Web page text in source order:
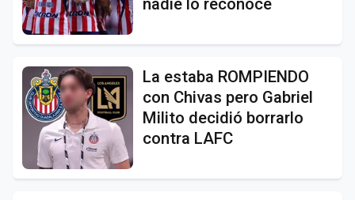
La estaba ROMPIENDO
con Chivas pero Gabriel
Milito decidió borrarlo
contra LAFC